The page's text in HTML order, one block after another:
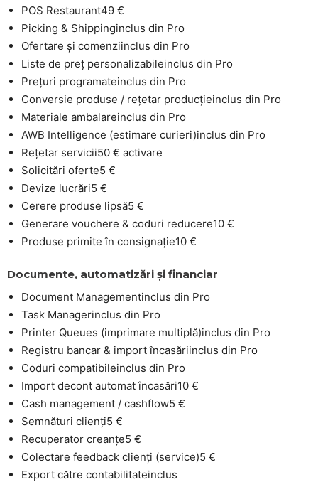
POS Restaurant49 €
Picking & Shippinginclus din Pro
Ofertare și comenziinclus din Pro
Liste de preț personalizabileinclus din Pro
Prețuri programateinclus din Pro
Conversie produse / rețetar producțieinclus din Pro
Materiale ambalareinclus din Pro
AWB Intelligence (estimare curieri)inclus din Pro
Rețetar servicii50 € activare
Solicitări oferte5 €
Devize lucrări5 €
Cerere produse lipsă5 €
Generare vouchere & coduri reducere10 €
Produse primite în consignație10 €
Documente, automatizări și financiar
Document Managementinclus din Pro
Task Managerinclus din Pro
Printer Queues (imprimare multiplă)inclus din Pro
Registru bancar & import încasăriinclus din Pro
Coduri compatibileinclus din Pro
Import decont automat încasări10 €
Cash management / cashflow5 €
Semnături clienți5 €
Recuperator creanțe5 €
Colectare feedback clienți (service)5 €
Export către contabilitateinclus